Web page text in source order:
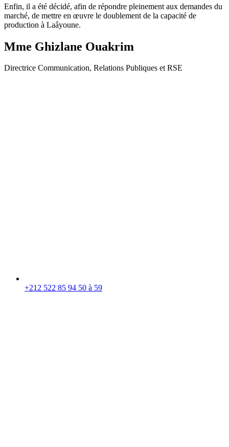
Enfin, il a été décidé, afin de répondre pleinement aux demandes du
marché, de mettre en œuvre le doublement de la capacité de
production à Laâyoune.
Mme Ghizlane Ouakrim
Directrice Communication, Relations Publiques et RSE
+212 522 85 94 50 à 59